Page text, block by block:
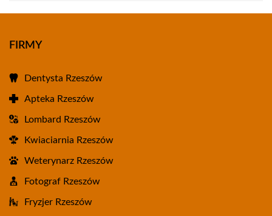
FIRMY
Dentysta Rzeszów
Apteka Rzeszów
Lombard Rzeszów
Kwiaciarnia Rzeszów
Weterynarz Rzeszów
Fotograf Rzeszów
Fryzjer Rzeszów